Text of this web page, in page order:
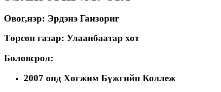
Овог,нэр: Эрдэнэ Ганзориг
Төрсөн газар: Улаанбаатар хот
Боловсрол:
2007 онд Хөгжим Бүжгийн Коллеж